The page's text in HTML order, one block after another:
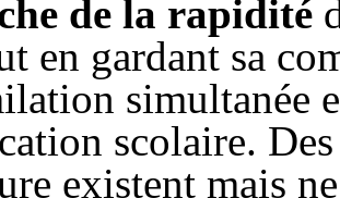
de la rapidité
en gardant sa
simultanée
scolaire.
existent mais